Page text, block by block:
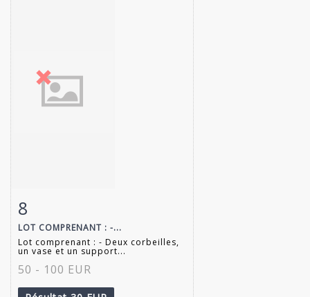
Fiche détaillée
8
LOT COMPRENANT : -...
Lot comprenant : - Deux corbeilles,
un vase et un support...
50 - 100 EUR